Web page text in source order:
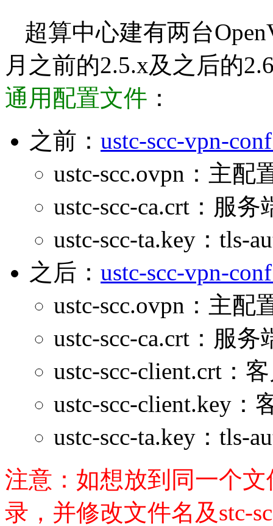
超算中心建有两台
月之前的2.5.x及之后的
通用配置文件 ：
之前： ustc-scc-vpn-
ustc-scc.ovpn：主
ustc-scc-ca.crt：服务
ustc-scc-ta.key：tls-
之后： ustc-scc-vpn-
ustc-scc.ovpn：主
ustc-scc-ca.crt：服务
ustc-scc-client.crt：
ustc-scc-client.key：
ustc-scc-ta.key：tls-
注意：如想放到同一个
录，并修改文件名及stc-